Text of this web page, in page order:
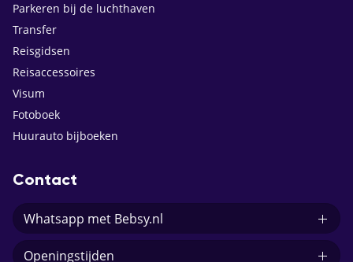
Parkeren bij de luchthaven
Transfer
Reisgidsen
Reisaccessoires
Visum
Fotoboek
Huurauto bijboeken
Contact
Whatsapp met Bebsy.nl
Openingstijden